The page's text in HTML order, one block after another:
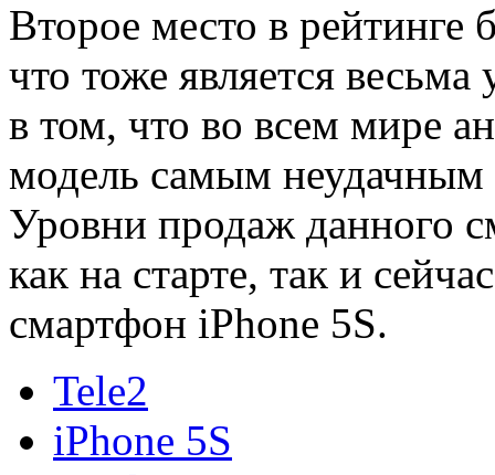
Второе место в рейтинге
что тоже является
в том, что во всем мире
модель самым неудачным
Уровни продаж данного
как на старте, так и
смартфон iPhone 5S.
Tele2
iPhone 5S